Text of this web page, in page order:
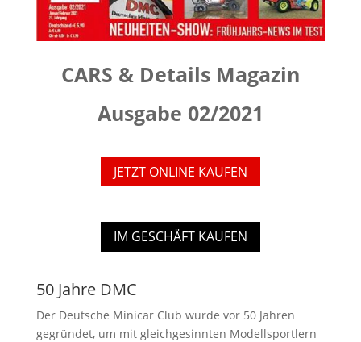
CARS & Details Magazin
Ausgabe 02/2021
JETZT ONLINE KAUFEN
IM GESCHÄFT KAUFEN
50 Jahre DMC
Der Deutsche Minicar Club wurde vor 50 Jahren
gegründet, um mit gleichgesinnten Modellsportlern